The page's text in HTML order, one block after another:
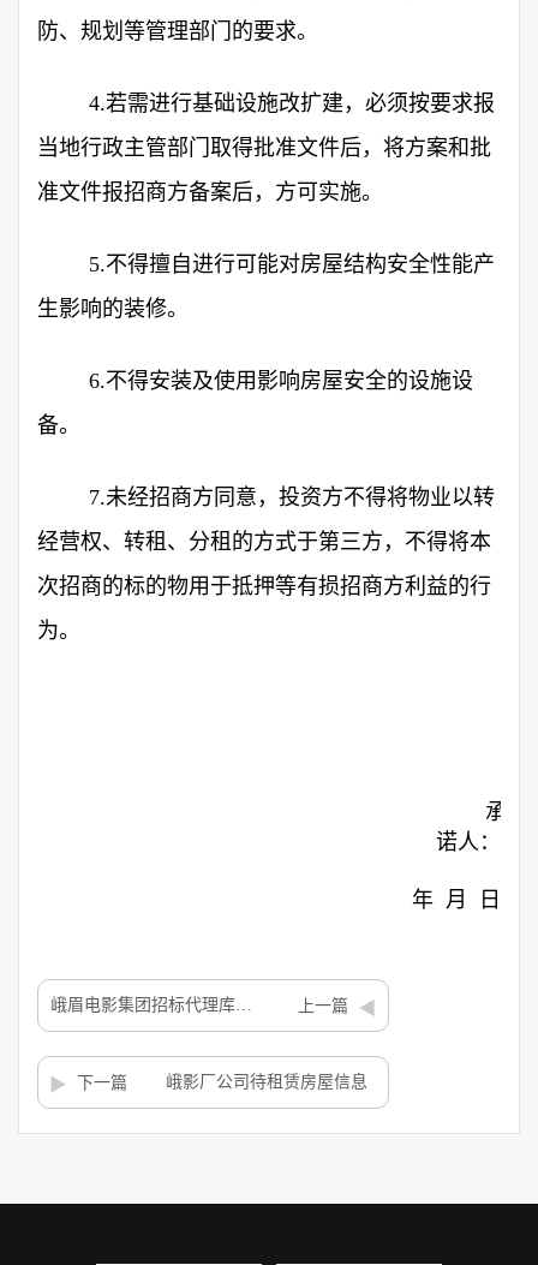
防、规划等管理部门的要求。
4.若需进行基础设施改扩建，必须按要求报
当地行政主管部门取得批准文件后，将方案和批
准文件报招商方备案后，方可实施。
5.不得擅自进行可能对房屋结构安全性能产
生影响的装修。
6.不得安装及使用影响房屋安全的设施设
备。
7.未经招商方同意，投资方不得将物业以转
经营权、转租、分租的方式于第三方，不得将本
次招商的标的物用于抵押等有损招商方利益的行
为。
承
诺人：
年 月 日
上一篇
下一篇 峨影厂公司待租赁房屋信息